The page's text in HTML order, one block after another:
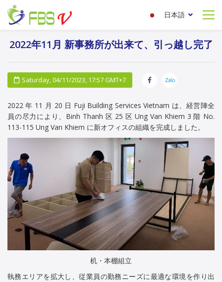
日本語
2022年11月 新事務所が出来て、引っ越し完了
Saturday, 04/11/2023, 17:57 GMT+7
2022 年 11 月 20 日 Fuji Building Services Vietnam は、経営陣全
員の尽力により、Binh Thanh 区 25 区 Ung Van Khiem 3 階 No.
113-115 Ung Van Khiem に新オフィスの組織を完成しました。
机・本棚組立
執務エリアを拡大し、従業員の勤務ニーズに最適な環境を作り出